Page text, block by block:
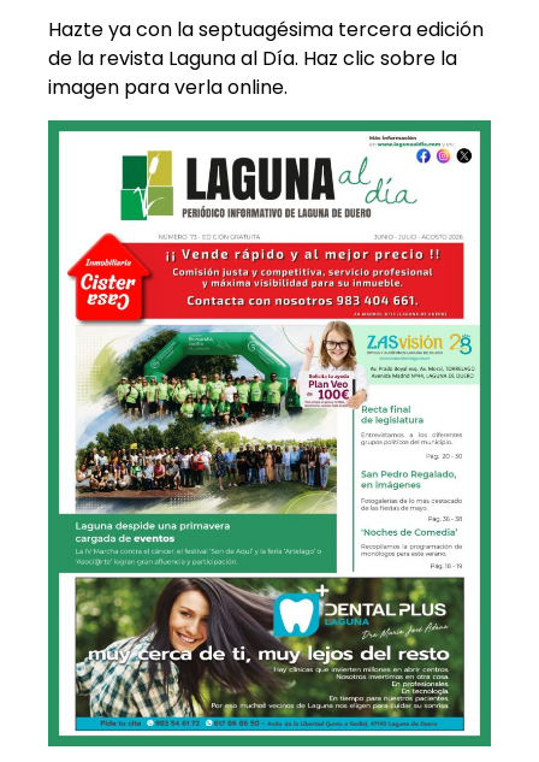
Hazte ya con la septuagésima tercera edición
de la revista Laguna al Día. Haz clic sobre la
imagen para verla online.